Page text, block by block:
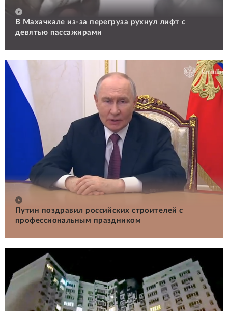
В Махачкале из-за перегруза рухнул лифт с
девятью пассажирами
Путин поздравил российских строителей с
профессиональным праздником